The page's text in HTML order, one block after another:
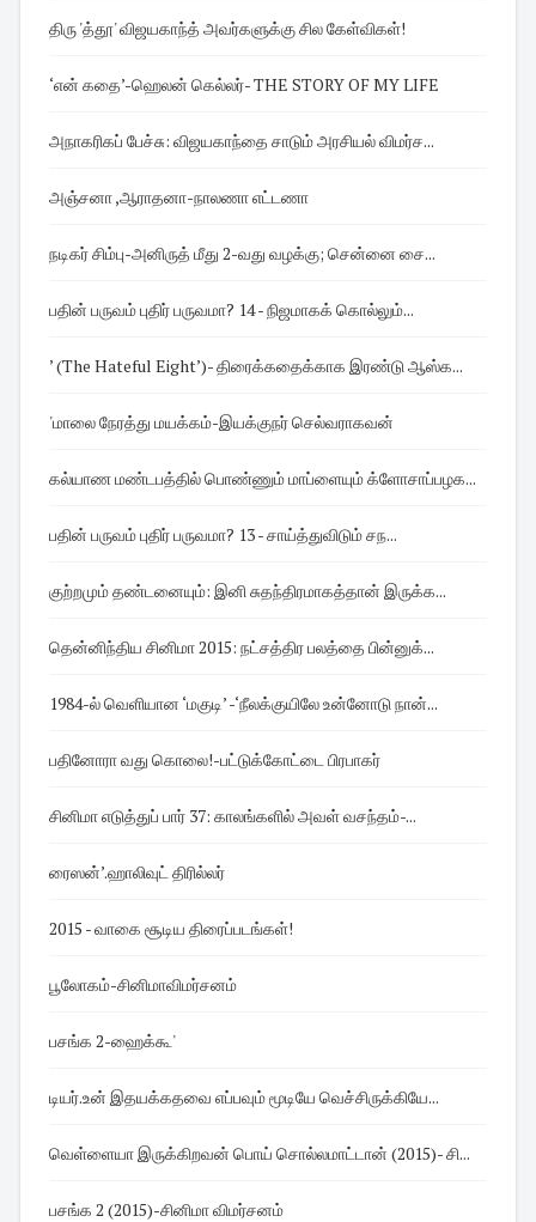
திரு 'த்தூ' விஜயகாந்த் அவர்களுக்கு சில கேள்விகள்!
‘என் கதை’-ஹெலன் கெல்லர்- THE STORY OF MY LIFE
அநாகரிகப் பேச்சு: விஜயகாந்தை சாடும் அரசியல் விமர்ச...
அஞ்சனா ,ஆராதனா-நாலணா எட்டணா
நடிகர் சிம்பு-அனிருத் மீது 2-வது வழக்கு; சென்னை சை...
பதின் பருவம் புதிர் பருவமா? 14 - நிஜமாகக் கொல்லும்...
’ (The Hateful Eight’)- திரைக்கதைக்காக இரண்டு ஆஸ்க...
'மாலை நேரத்து மயக்கம்-இயக்குநர் செல்வராகவன்
கல்யாண மண்டபத்தில் பொண்ணும் மாப்ளையும் க்ளோசாப்பழக...
பதின் பருவம் புதிர் பருவமா? 13 - சாய்த்துவிடும் சந...
குற்றமும் தண்டனையும்: இனி சுதந்திரமாகத்தான் இருக்க...
தென்னிந்திய சினிமா 2015: நட்சத்திர பலத்தை பின்னுக்...
1984-ல் வெளியான ‘மகுடி’ -‘நீலக்குயிலே உன்னோடு நான்...
பதினோரா வது கொலை!-பட்டுக்கோட்டை பிரபாகர்
சினிமா எடுத்துப் பார் 37: காலங்களில் அவள் வசந்தம்-...
ரைஸன்’.ஹாலிவுட் திரில்லர்
2015 - வாகை சூடிய திரைப்படங்கள்!
பூலோகம்-சினிமாவிமர்சனம்
பசங்க 2-ஹைக்கூ'
டியர்.உன் இதயக்கதவை எப்பவும் மூடியே வெச்சிருக்கியே...
வெள்ளையா இருக்கிறவன் பொய் சொல்லமாட்டான் (2015)- சி...
பசங்க 2 (2015)-சினிமா விமர்சனம்